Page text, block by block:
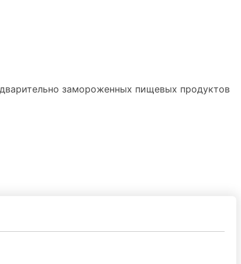
замороженных пищевых продуктов